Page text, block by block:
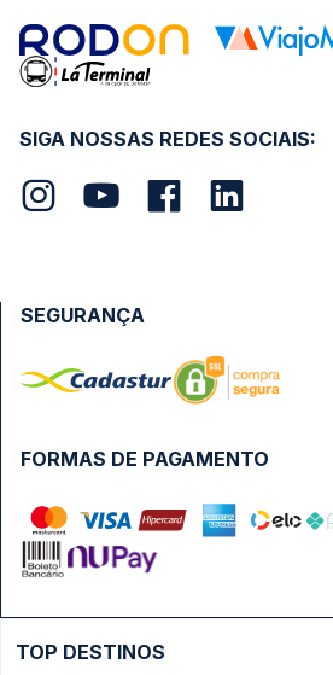
SIGA NOSSAS REDES SOCIAIS:
FORMAS DE PAGAMENTO
SEGURANÇA
TOP DESTINOS